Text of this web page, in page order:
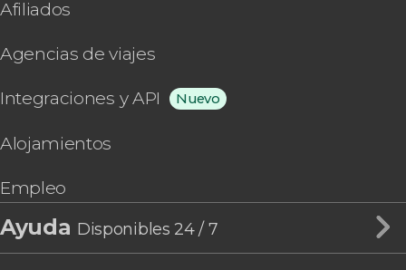
Afiliados
Agencias de viajes
Integraciones y API Nuevo
Alojamientos
Empleo
Ayuda Disponibles 24 / 7